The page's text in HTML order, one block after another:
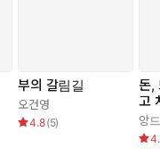
부의 갈림길
오건영
4.8(5)
돈,
고
앙